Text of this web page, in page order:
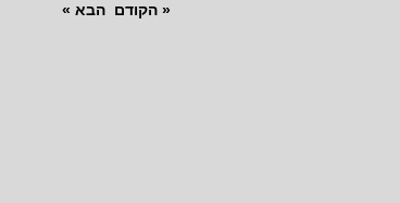
« הקודם הבא »